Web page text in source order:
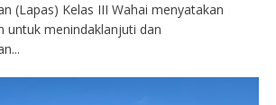
(Lapas) Kelas III Wahai menyatakan
untuk menindaklanjuti dan